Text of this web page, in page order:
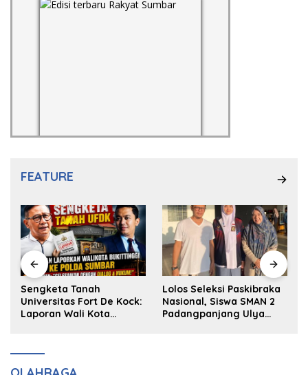
FEATURE
Sengketa Tanah
Universitas Fort De Kock:
Laporan Wali Kota
Lolos Seleksi Paskibraka
Nasional, Siswa SMAN 2
Padangpanjang Ulya